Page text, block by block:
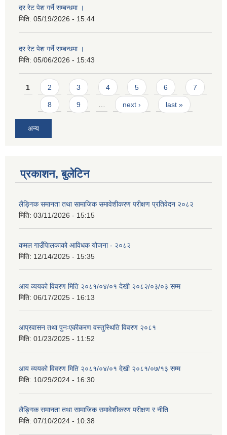
दर रेट पेश गर्ने सम्बन्धमा ।
मिति: 05/19/2026 - 15:44
दर रेट पेश गर्ने सम्बन्धमा ।
मिति: 05/06/2026 - 15:43
Pages
1 2 3 4 5 6 7
8 9 … next › last »
अन्य
प्रकाशन, बुलेटिन
लैङ्गिक समानता तथा सामाजिक समावेशीकरण परीक्षण प्रतिवेदन २०८२
मिति: 03/11/2026 - 15:15
कमल गाउँपािलकाको आविधक योजना - २०८२
मिति: 12/14/2025 - 15:35
आय व्ययको विवरण मिति २०८१/०४/०१ देखी २०८२/०३/०३ सम्म
मिति: 06/17/2025 - 16:13
आप्रवासन तथा पुनःएकीकरण वस्तुस्थिति विवरण २०८१
मिति: 01/23/2025 - 11:52
आय व्ययको विवरण मिति २०८१/०४/०१ देखी २०८१/०७/१३ सम्म
मिति: 10/29/2024 - 16:30
लैङ्गिक समानता तथा सामाजिक समावेशीकरण परीक्षण र नीति
मिति: 07/10/2024 - 10:38